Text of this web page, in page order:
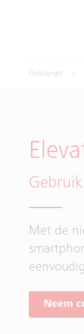
Ontvangst
Met de
Neem